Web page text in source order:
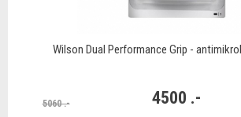
Wilson Dual Performance Grip -
5060 .- 4500 .-